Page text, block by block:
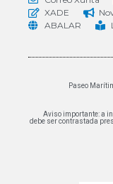
XADE
ABALAR
Paseo
Aviso importante: a
debe ser contrastada